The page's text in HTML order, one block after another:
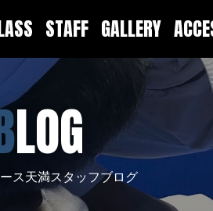
STAFF GALLERY
BLOG
ス天満スタッフブログ